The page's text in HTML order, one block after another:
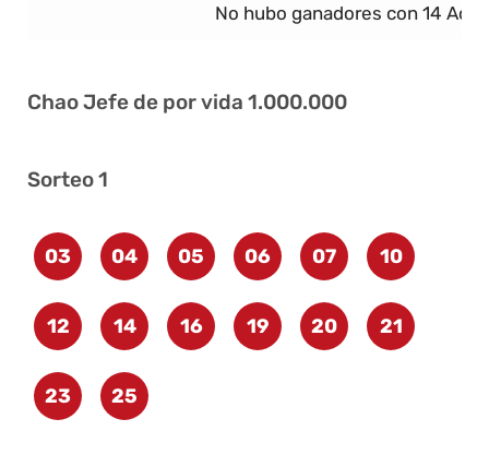
No hubo ganadores con 14
Chao Jefe de por vida 1.000.000
Sorteo 1
03 04 05 06 07 10
12 14 16 19 20 21
23 25